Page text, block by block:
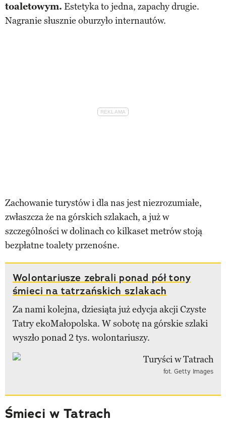
toaletowym. Estetyka to jedna, zapachy drugie.
Nagranie słusznie oburzyło internautów.
Zachowanie turystów i dla nas jest niezrozumiałe,
zwłaszcza że na górskich szlakach, a już w
szczególności w dolinach co kilkaset metrów stoją
bezpłatne toalety przenośne.
Wolontariusze zebrali ponad pół tony
śmieci na tatrzańskich szlakach
Za nami kolejna, dziesiąta już edycja akcji Czyste
Tatry ekoMałopolska. W sobotę na górskie szlaki
wyszło ponad 2 tys. wolontariuszy.
fot. Getty Images
Śmieci w Tatrach